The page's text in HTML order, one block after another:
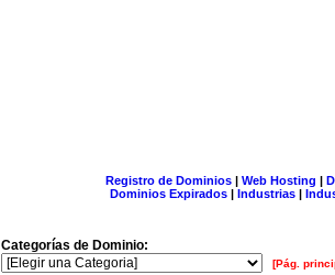
Registro de Dominios| Web Hosting |
Dominios Expirados | Industrias |
Categorías de Dominio:
[Pág.